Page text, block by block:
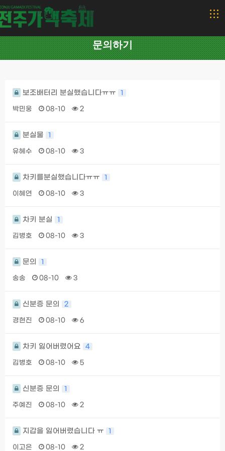
문의하기
보조배터리 분실했습니다ㅠㅠ 1
박민웅 08-10 2
분실물 1
유혜수 08-10 3
차키를분실했습니다ㅠㅠ 1
이혜연 08-10 3
차키 분실 1
김병호 08-10 3
문의 1
송송 08-10 3
신분증 문의 2
경현진 08-10 6
차키 잃어버렸어요 4
김병호 08-10 5
신분증 문의 1
주예진 08-10 2
지갑을 잃어버렸습니다 ㅠ 1
이고은 08-10 2